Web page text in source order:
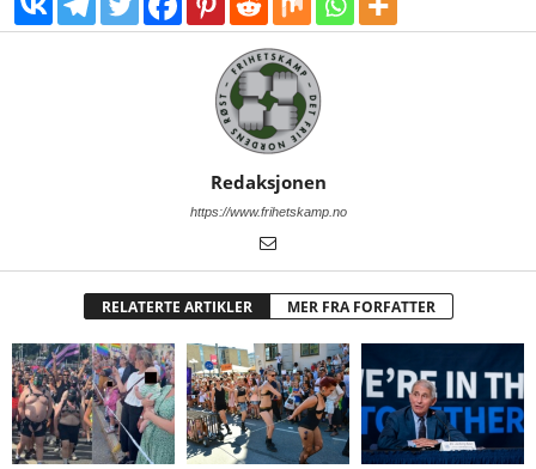
Redaksjonen
https://www.frihetskamp.no
RELATERTE ARTIKLER MER FRA FORFATTER